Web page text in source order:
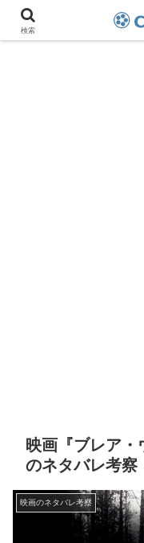
映画『ブレア・
のネタバレ考察
映画のネタバレ考察
検索